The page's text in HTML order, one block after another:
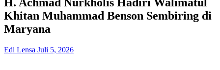
Khitan Muhammad Benson Sembiring di
Maryana
Edi Lensa Juli 5, 2026